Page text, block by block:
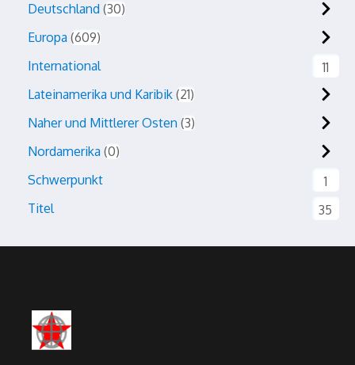
Deutschland 30
Europa 609
International
11
Lateinamerika und Karibik 21
Naher und Mittlerer Osten 3
Nordamerika 0
Schwerpunkt
1
Titel
35